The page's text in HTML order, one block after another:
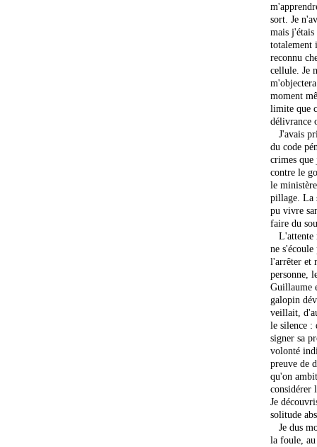
sort. Je
mais
totalement
reconnu
cellule. Je
moment
limite que
délivrance
J'avais
du code
crimes que
contre le
le
pillage. La
pu vivre
faire du
L'attente
ne
l'arrêter et
personne,
Guillaume
galopin
veillait,
le silence :
signer sa
volonté
preuve de
qu'on
considérer
Je
solitude
Je dus
la foule, au